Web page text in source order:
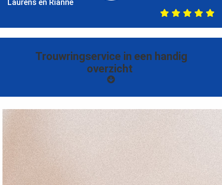
Laurens en Rianne
Trouwringservice in een handig
overzicht